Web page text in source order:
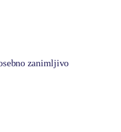
zanimljivo